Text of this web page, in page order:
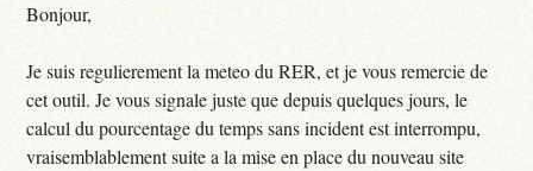
Bonjour,
Je suis regulierement la meteo du RER, et je vous remercie de
cet outil. Je vous signale juste que depuis quelques jours, le
calcul du pourcentage du temps sans incident est interrompu,
vraisemblablement suite a la mise en place du nouveau site